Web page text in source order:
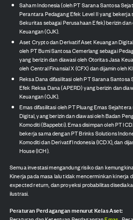
Saham Indonesia (oleh PT Sarana Santosa
Perantara Pedagang Efek Level II yang bekerja
Sekuritas sebagai Perusahaan Efek) berizin
Keuangan (OJK).
Aset Crypto dan Derivatif Aset Keuangan
oleh PT Bumi Santosa Cemerlang sebagai
yang berizin dan diawasi oleh Otoritas Jasa
oleh Central Finansial X (CFX) dan dijamin oleh
Reksa Dana difasilitasi oleh PT Sarana Santosa
Efek Reksa Dana (APERD) yang berizin dan
Keuangan (OJK).
Emas difasilitasi oleh PT Pluang Emas
Digital, yang berizin dan diawasi oleh Badan
Komoditi (Bappebti). Emas disimpan oleh PT
bekerja sama dengan PT Brinks Solutions
Komoditi dan Derivatif Indonesia (ICDX), dan
House (ICH).
Semua investasi mengandung risiko dan
Kinerja pada masa lalu tidak mencerminkan kinerja
expected return, dan proyeksi probabilitas
ilustrasi.
Peraturan Perdagangan menurut Kelas Aset: